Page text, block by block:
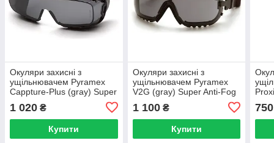
Окуляри захисні з
ущільнювачем Pyramex
Cappture-Plus (gray) Super
1 020 ₴
Купити
Окуляри захисні з
ущільнювачем Pyramex
V2G (gray) Super Anti-Fog
1 100₴
Купити
750